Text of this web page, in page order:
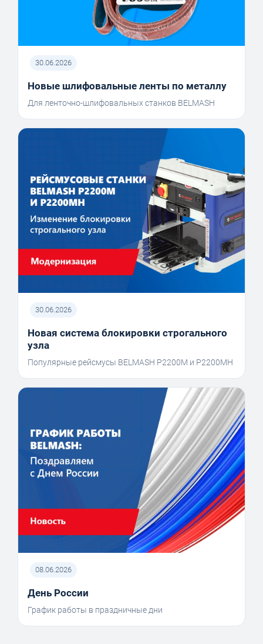
30.06.2026
Новые шлифовальные ленты по металлу
Для ленточно-шлифовальных станков BELMASH
30.06.2026
Новая система блокировки строгального
узла
Популярные рейсмусы BELMASH P2200M и P2200MH
08.06.2026
День России
График работы в праздничные дни